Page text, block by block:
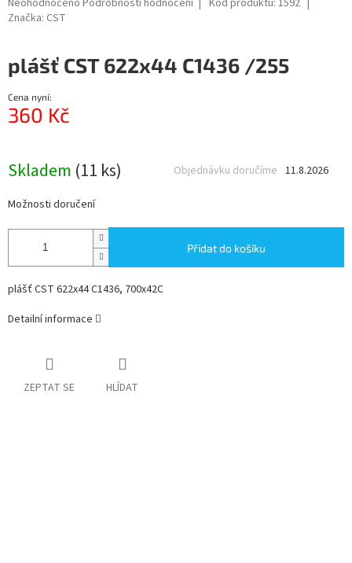
hodnocení
0,0
z
5
hvězdiček.
Neohodnoceno Podrobnosti hodnocení Kód produktu: 1592
Značka: CST
plášť CST 622x44 C1436 /255
Cena nyní:
360 Kč
Skladem (11 ks) 11.8.2026
Objednávku doručíme
Možnosti doručení
Přidat do košíku
plášť CST 622x44 C1436, 700x42C
Detailní informace
ZEPTAT SE HLÍDAT